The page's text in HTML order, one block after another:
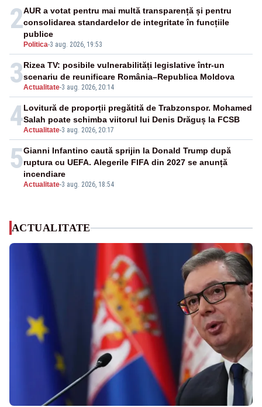
2
Politica-3 aug. 2026, 19:53
AUR a votat pentru mai multă transparență și pentru
consolidarea standardelor de integritate în funcțiile
publice
3Actualitate-3 aug. 2026, 20:14
Rizea TV: posibile vulnerabilități legislative într-un
scenariu de reunificare România–Republica Moldova
4Actualitate-3 aug. 2026, 20:17
Lovitură de proporții pregătită de Trabzonspor. Mohamed
Salah poate schimba viitorul lui Denis Drăguș la FCSB
5
Actualitate-3 aug. 2026, 18:54
Gianni Infantino caută sprijin la Donald Trump după
ruptura cu UEFA. Alegerile FIFA din 2027 se anunță
incendiare
ACTUALITATE